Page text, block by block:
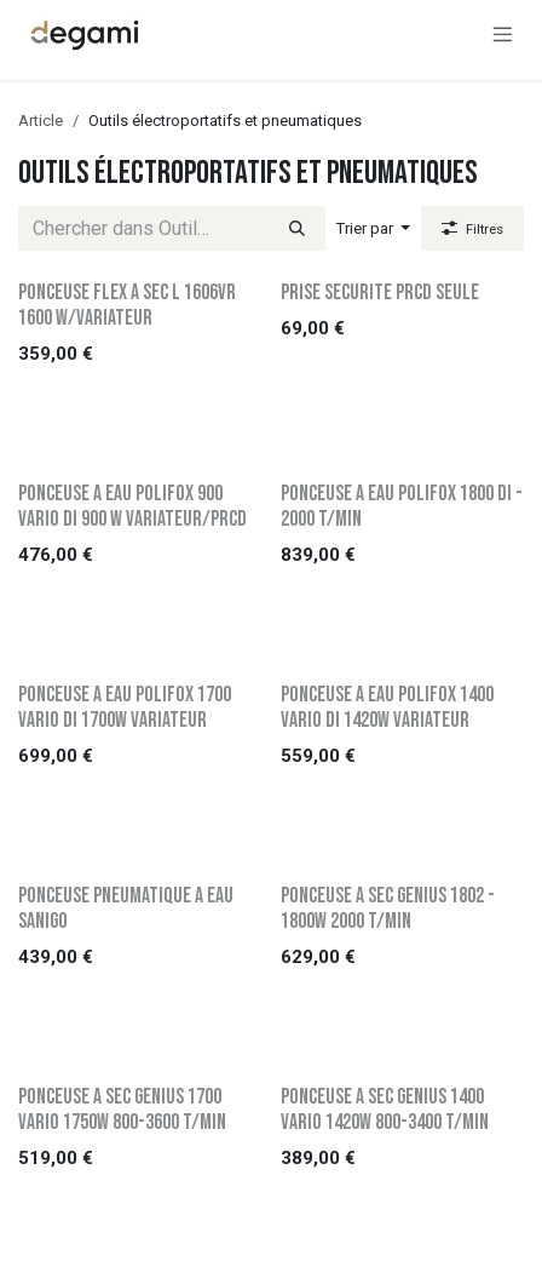
Article Outils électroportatifs et pneumatiques
Outils électroportatifs et pneumatiques
Trier par Filtres
PONCEUSE FLEX A SEC L 1606VR
1600 W/VARIATEUR
359,00 €
PRISE SECURITE PRCD SEULE
69,00€
PONCEUSE A EAU POLIFOX 900
VARIO DI 900 W VARIATEUR/PRCD
476,00 €
PONCEUSE A EAU POLIFOX 1800 DI -
2000 t/min
839,00€
PONCEUSE A EAU POLIFOX 1700
VARIO DI 1700W VARIATEUR
699,00 €
PONCEUSE A EAU POLIFOX 1400
VARIO DI 1420W VARIATEUR
559,00€
PONCEUSE PNEUMATIQUE A EAU
SANIGO
439,00 €
PONCEUSE A SEC GENIUS 1802 -
1800W 2000 t/min
629,00€
PONCEUSE A SEC GENIUS 1700
VARIO 1750W 800-3600 t/min
519,00 €
PONCEUSE A SEC GENIUS 1400
VARIO 1420W 800-3400 t/min
389,00€